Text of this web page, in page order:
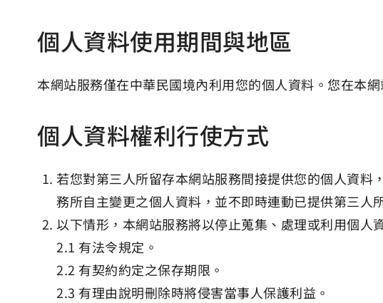
個人資料使用期間與地區
本網站服務僅在中華民國境內利用您的個人資料。您在本
個人資料權利行使方式
若您對第三人所留存本網站服務間接提供您的個人資
務所自主變更之個人資料，並不即時連動已提供第三人
以下情形，本網站服務將以停止蒐集、處理或利用個人
有法令規定。
有契約約定之保存期限。
有理由說明刪除時將侵害當事人保護利益。